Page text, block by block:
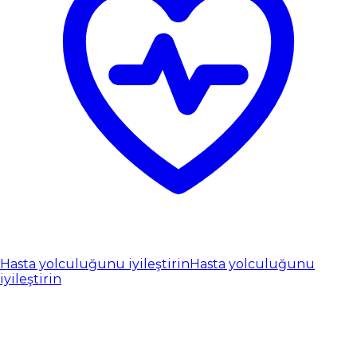
Hasta yolculuğunu iyileştirinHasta yolculuğunu
iyileştirin